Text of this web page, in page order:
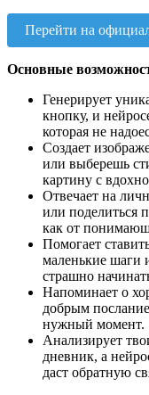
Перейти на
Основные
Генерирует
кнопку, и
которая не
Создает
или выберешь
картину с
Отвечает на
или поделиться
как от
Помогает
маленькие шаги
страшно
Напоминает о
добрым
нужный момент.
Анализирует
дневник, а
даст обратную